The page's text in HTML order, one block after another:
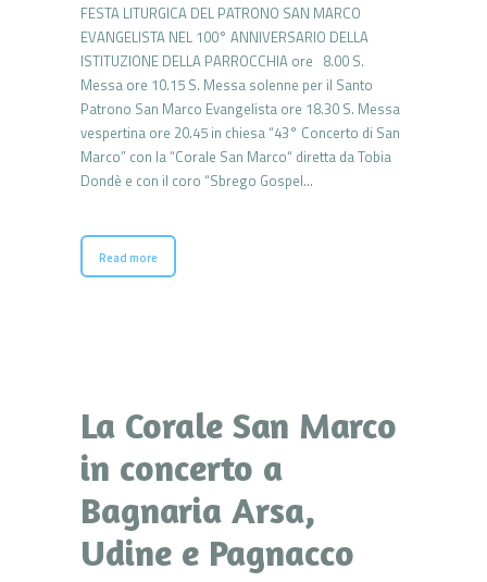
FESTA LITURGICA DEL PATRONO SAN MARCO
EVANGELISTA NEL 100° ANNIVERSARIO DELLA
ISTITUZIONE DELLA PARROCCHIA ore 8.00 S.
Messa ore 10.15 S. Messa solenne per il Santo
Patrono San Marco Evangelista ore 18.30 S. Messa
vespertina ore 20.45 in chiesa “43° Concerto di San
Marco” con la “Corale San Marco“ diretta da Tobia
Dondè e con il coro “Sbrego Gospel…
Read more
La Corale San Marco
in concerto a
Bagnaria Arsa,
Udine e Pagnacco